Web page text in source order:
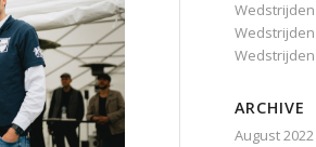
ARCHIVE
August 2022